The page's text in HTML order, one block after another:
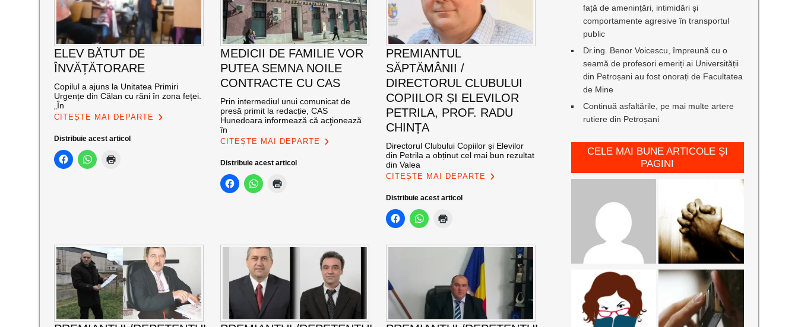
ELEV BĂTUT DE
ÎNVĂȚĂTORARE
Copilul a ajuns la Unitatea Primiri
Urgențe din Călan cu răni în zona feței.
„În
CITEȘTE MAI DEPARTE
Distribuie acest articol
MEDICII DE FAMILIE VOR
PUTEA SEMNA NOILE
CONTRACTE CU CAS
Prin intermediul unui comunicat de
presă primit la redacție, CAS
Hunedoara informează că acţionează
în
CITEȘTE MAI DEPARTE
Distribuie acest articol
PREMIANTUL
SĂPTĂMÂNII /
DIRECTORUL CLUBULUI
COPIILOR ȘI ELEVILOR
PETRILA, PROF. RADU
CHINȚA
Directorul Clubului Copiilor și Elevilor
din Petrila a obținut cel mai bun rezultat
din Valea
CITEȘTE MAI DEPARTE
Distribuie acest articol
față de amenințări, intimidări și
comportamente agresive în transportul
public
Dr.ing. Benor Voicescu, împreună cu o
seamă de profesori emeriți ai Universității
din Petroșani au fost onorați de Facultatea
de Mine
Continuă asfaltările, pe mai multe artere
rutiere din Petroșani
CELE MAI BUNE ARTICOLE ȘI
PAGINI